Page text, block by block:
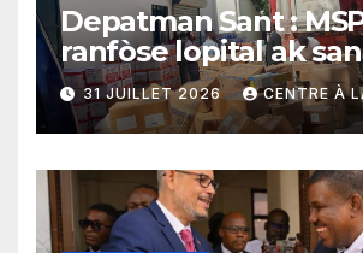
Depatman Sant :
ranfòse lopital ak
yo ak yon enpòtan
materyèl medikal
31 JUILLET 2026 CENTRE À